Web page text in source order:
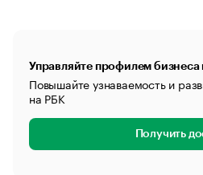
Управляйте профилем бизнеса
Повышайте узнаваемость и
на РБК
Получить